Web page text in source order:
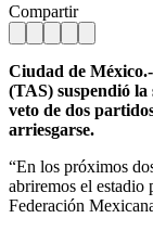
Compartir
Ciudad de
(TAS) suspendió
veto de dos
arriesgarse.
“En los próximos
abriremos el estadio
Federación